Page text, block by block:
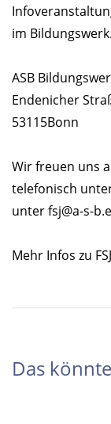
im Bildungswerk.
ASB
Endenicher
53115Bonn
Wir freuen uns
telefonisch
unterfsj@a-s-
Mehr Infos zu
Das